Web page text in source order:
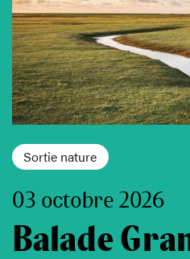
Sortie nature
03 octobre 2026
Balade